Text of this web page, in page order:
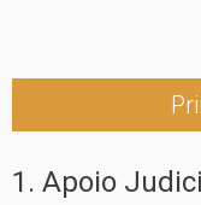
1. Apoio